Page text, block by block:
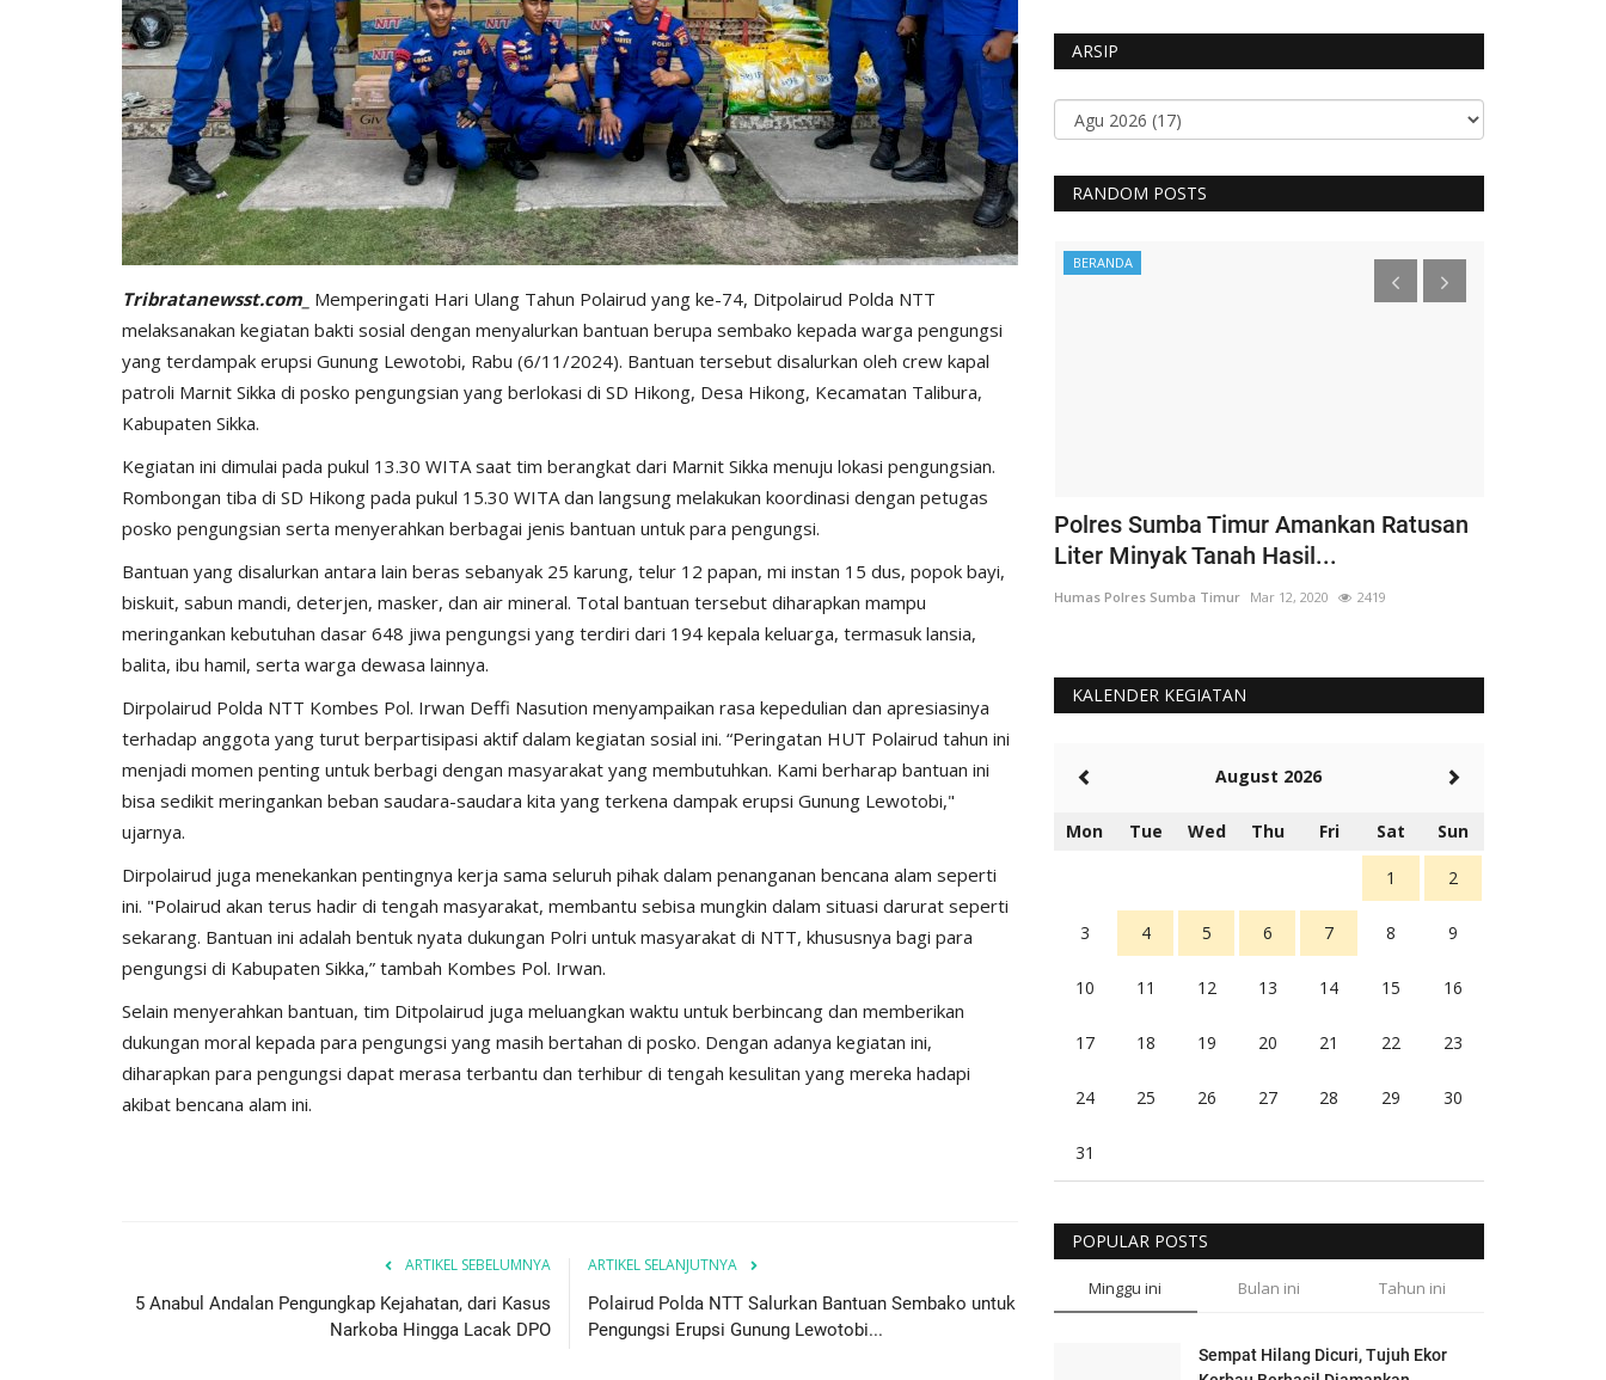
Tribratanewsst.com_ Memperingati Hari Ulang Tahun Polairud yang ke-74, Ditpolairud Polda NTT
melaksanakan kegiatan bakti sosial dengan menyalurkan bantuan berupa sembako kepada warga pengungsi
yang terdampak erupsi Gunung Lewotobi, Rabu (6/11/2024). Bantuan tersebut disalurkan oleh crew kapal
patroli Marnit Sikka di posko pengungsian yang berlokasi di SD Hikong, Desa Hikong, Kecamatan Talibura,
Kabupaten Sikka.
Kegiatan ini dimulai pada pukul 13.30 WITA saat tim berangkat dari Marnit Sikka menuju lokasi pengungsian.
Rombongan tiba di SD Hikong pada pukul 15.30 WITA dan langsung melakukan koordinasi dengan petugas
posko pengungsian serta menyerahkan berbagai jenis bantuan untuk para pengungsi.
Bantuan yang disalurkan antara lain beras sebanyak 25 karung, telur 12 papan, mi instan 15 dus, popok bayi,
biskuit, sabun mandi, deterjen, masker, dan air mineral. Total bantuan tersebut diharapkan mampu
meringankan kebutuhan dasar 648 jiwa pengungsi yang terdiri dari 194 kepala keluarga, termasuk lansia,
balita, ibu hamil, serta warga dewasa lainnya.
Dirpolairud Polda NTT Kombes Pol. Irwan Deffi Nasution menyampaikan rasa kepedulian dan apresiasinya
terhadap anggota yang turut berpartisipasi aktif dalam kegiatan sosial ini. “Peringatan HUT Polairud tahun ini
menjadi momen penting untuk berbagi dengan masyarakat yang membutuhkan. Kami berharap bantuan ini
bisa sedikit meringankan beban saudara-saudara kita yang terkena dampak erupsi Gunung Lewotobi,"
ujarnya.
Dirpolairud juga menekankan pentingnya kerja sama seluruh pihak dalam penanganan bencana alam seperti
ini. "Polairud akan terus hadir di tengah masyarakat, membantu sebisa mungkin dalam situasi darurat seperti
sekarang. Bantuan ini adalah bentuk nyata dukungan Polri untuk masyarakat di NTT, khususnya bagi para
pengungsi di Kabupaten Sikka,” tambah Kombes Pol. Irwan.
Selain menyerahkan bantuan, tim Ditpolairud juga meluangkan waktu untuk berbincang dan memberikan
dukungan moral kepada para pengungsi yang masih bertahan di posko. Dengan adanya kegiatan ini,
diharapkan para pengungsi dapat merasa terbantu dan terhibur di tengah kesulitan yang mereka hadapi
akibat bencana alam ini.
ARTIKEL SEBELUMNYA
5 Anabul Andalan Pengungkap Kejahatan, dari Kasus
Narkoba Hingga Lacak DPO
ARTIKEL SELANJUTNYA
Polairud Polda NTT Salurkan Bantuan Sembako untuk
Pengungsi Erupsi Gunung Lewotobi...
ARSIP
RANDOM POSTS
BERANDA
Polres Sumba Timur Terus Dukung
Humas Polres Sumba Timur Jan 16, 2025 793
Polisi Kita
Jelang Hut Polwan Ke 68, Kapolres
Humas Polres Sumba Timur Agu 23, 2016
BERANDA
Polres Sumba Timur Amankan Ratusan
Liter Minyak Tanah Hasil...
Humas Polres Sumba Timur Mar 12, 2020 2419
KALENDER KEGIATAN
August 2026
Mon Tue Wed Thu Fri Sat Sun
1 2
3 4 5 6 7 8 9
10 11 12 13 14 15 16
17 18 19 20 21 22 23
24 25 26 27 28 29 30
31
POPULAR POSTS
Minggu ini Bulan ini Tahun ini
Sempat Hilang Dicuri, Tujuh Ekor